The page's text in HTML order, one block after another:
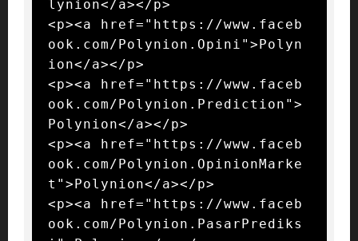
lynion</a></p>
<p><a href="https://www.faceb
ook.com/Polynion.Opini">Polyn
ion</a></p>
<p><a href="https://www.faceb
ook.com/Polynion.Prediction">
Polynion</a></p>
<p><a href="https://www.faceb
ook.com/Polynion.OpinionMarke
t">Polynion</a></p>
<p><a href="https://www.faceb
ook.com/Polynion.PasarPrediks